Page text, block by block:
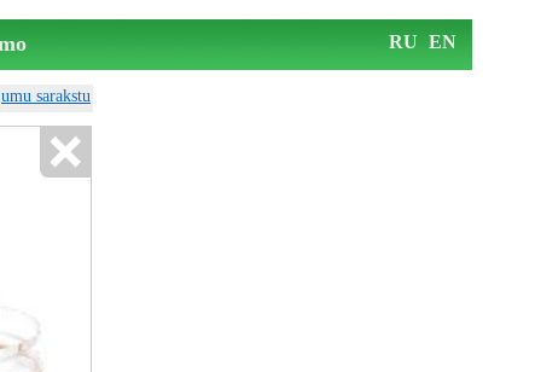
RU EN
sarakstu